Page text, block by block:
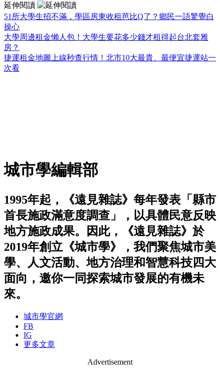
延伸閱讀
51所大學生招不滿，學區房東收租芭比Q了？鄉民一語驚覺白
操心
大學周邊租金懶人包！大學生要花多少錢才租得起台北套雅
房？
捷運租金地圖上線秒查行情！北市10大最貴、最便宜捷運站一
次看
城市學編輯部
1995年起，《遠見雜誌》每年發表「縣市
首長施政滿意度調查」，以具體民意反映
地方施政成果。因此，《遠見雜誌》於
2019年創立《城市學》，我們聚焦城市美
學、人文活動、地方治理和智慧科技四大
面向，邀你一同探索城市發展的有機未
來。
城市學官網
FB
IG
更多文章
Advertisement